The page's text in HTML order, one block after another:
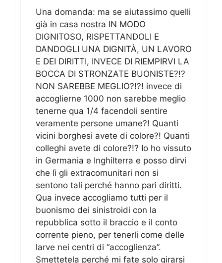
Una domanda: ma se aiutassimo quelli
già in casa nostra IN MODO
DIGNITOSO, RISPETTANDOLI E
DANDOGLI UNA DIGNITÀ, UN LAVORO
E DEI DIRITTI, INVECE DI RIEMPIRVI LA
BOCCA DI STRONZATE BUONISTE?!?
NON SAREBBE MEGLIO?!?! invece di
accoglierne 1000 non sarebbe meglio
tenerne qua 1/4 facendoli sentire
veramente persone umane?! Quanti
vicini borghesi avete di colore?! Quanti
colleghi avete di colore?!? Io ho vissuto
in Germania e Inghilterra e posso dirvi
che lì gli extracomunitari non si
sentono tali perché hanno pari diritti.
Qua invece accogliamo tutti per il
buonismo dei sinistroidi con la
repubblica sotto il braccio e il conto
corrente pieno, per tenerli come delle
larve nei centri di “accoglienza”.
Smettetela perché mi fate solo girarsi